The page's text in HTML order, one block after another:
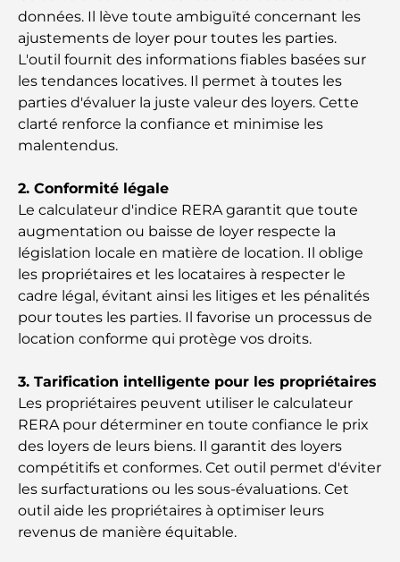
comparaison claire pour les acheteurs immobiliers
avisés
Découvrez Moon Island Dubai : votre guide ultime
À la découverte des sites historiques de Dubaï : un
voyage à travers le temps
Les 7 meilleurs restaurants de Dubai Creek
Harbour où dîner
Les meilleures écoles de Dubai Marina : un guide
adapté aux familles
Restaurants à Dubai Hills : Les meilleures adresses
gourmandes d’un quartier en pleine expansion
Les meilleurs parcours de golf de championnat à
Dubaï
Résidences en bord de mer à Dubaï : le luxe au
bord de la mer
Les meilleures banques de Dubaï pour les
expatriés : un guide bancaire complet
données. Il lève toute ambiguïté concernant les
ajustements de loyer pour toutes les parties.
L'outil fournit des informations fiables basées sur
les tendances locatives. Il permet à toutes les
parties d'évaluer la juste valeur des loyers. Cette
clarté renforce la confiance et minimise les
malentendus.
2. Conformité légale
Le calculateur d'indice RERA garantit que toute
augmentation ou baisse de loyer respecte la
législation locale en matière de location. Il oblige
les propriétaires et les locataires à respecter le
cadre légal, évitant ainsi les litiges et les pénalités
pour toutes les parties. Il favorise un processus de
location conforme qui protège vos droits.
3. Tarification intelligente pour les propriétaires
Les propriétaires peuvent utiliser le calculateur
RERA pour déterminer en toute confiance le prix
des loyers de leurs biens. Il garantit des loyers
compétitifs et conformes. Cet outil permet d'éviter
les surfacturations ou les sous-évaluations. Cet
outil aide les propriétaires à optimiser leurs
revenus de manière équitable.